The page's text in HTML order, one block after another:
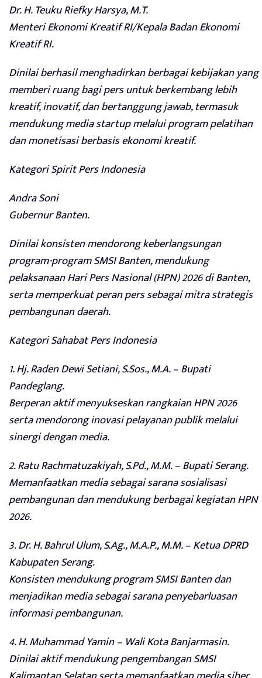
Dr. H. Teuku Riefky Harsya, M.T.
Menteri Ekonomi Kreatif RI/Kepala Badan Ekonomi
Kreatif RI.
Dinilai berhasil menghadirkan berbagai kebijakan yang
memberi ruang bagi pers untuk berkembang lebih
kreatif, inovatif, dan bertanggung jawab, termasuk
mendukung media startup melalui program pelatihan
dan monetisasi berbasis ekonomi kreatif.
Kategori Spirit Pers Indonesia
Andra Soni
Gubernur Banten.
Dinilai konsisten mendorong keberlangsungan
program-program SMSI Banten, mendukung
pelaksanaan Hari Pers Nasional (HPN) 2026 di Banten,
serta memperkuat peran pers sebagai mitra strategis
pembangunan daerah.
Kategori Sahabat Pers Indonesia
1. Hj. Raden Dewi Setiani, S.Sos., M.A. – Bupati
Pandeglang.
Berperan aktif menyukseskan rangkaian HPN 2026
serta mendorong inovasi pelayanan publik melalui
sinergi dengan media.
2. Ratu Rachmatuzakiyah, S.Pd., M.M. – Bupati Serang.
Memanfaatkan media sebagai sarana sosialisasi
pembangunan dan mendukung berbagai kegiatan HPN
2026.
3. Dr. H. Bahrul Ulum, S.Ag., M.A.P., M.M. – Ketua DPRD
Kabupaten Serang.
Konsisten mendukung program SMSI Banten dan
menjadikan media sebagai sarana penyebarluasan
informasi pembangunan.
4. H. Muhammad Yamin – Wali Kota Banjarmasin.
Dinilai aktif mendukung pengembangan SMSI